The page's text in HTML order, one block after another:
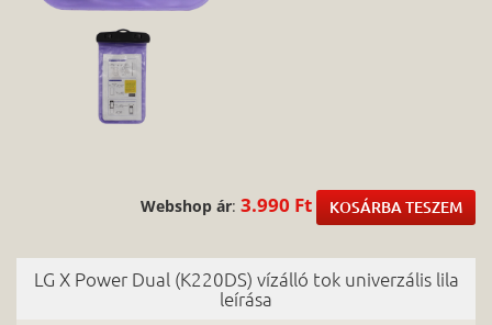
Webshop ár: 3.990 Ft KOSÁRBA TESZEM
LG X Power Dual (K220DS) vízálló tok univerzális lila
leírása